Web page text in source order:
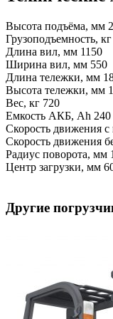
Высота подъёма, мм
Грузоподъемность, кг
Длина вил, мм 1150
Ширина вил, мм 550
Длина тележки, мм
Высота тележки, мм
Вес, кг 720
Емкость АКБ, Ah 240
Скорость движения с
Скорость движения
Радиус поворота, мм
Центр загрузки, мм
Другие